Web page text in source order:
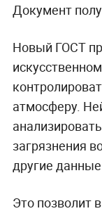
Документ
Новый ГОСТ
атмосферу.
загрязнения
другие
Это позволит